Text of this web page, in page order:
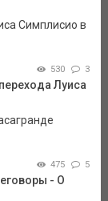
Симплисио в
530 3
Луиса
475 5
- O